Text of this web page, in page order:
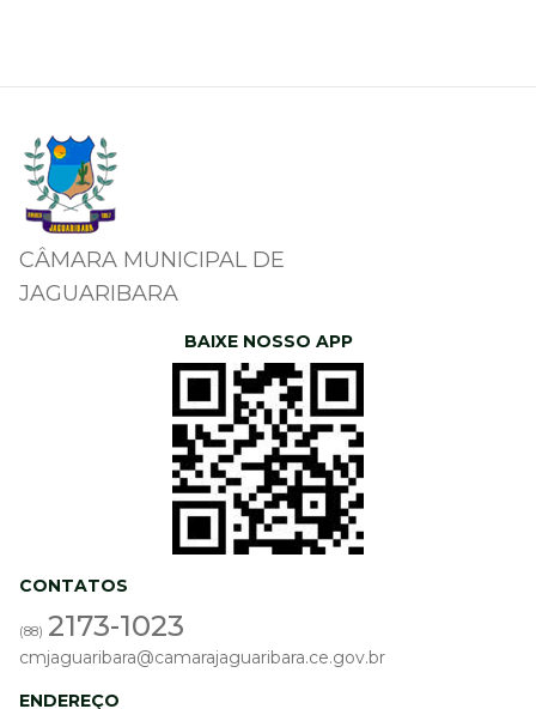
CÂMARA MUNICIPAL DE
JAGUARIBARA
BAIXE NOSSO APP
CONTATOS
(88) 2173-1023
cmjaguaribara@camarajaguaribara.ce.gov.br
ENDEREÇO